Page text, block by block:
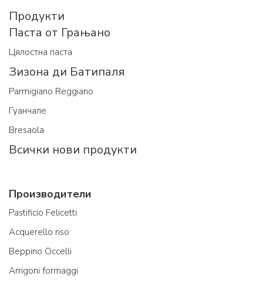
Продукти
Паста от Грањано
Цялостна паста
Зизона ди Батипаля
Parmigiano Reggiano
Гуанчале
Bresaola
Всички нови продукти
Производители
Pastificio Felicetti
Acquerello riso
Beppino Occelli
Arrigoni formaggi